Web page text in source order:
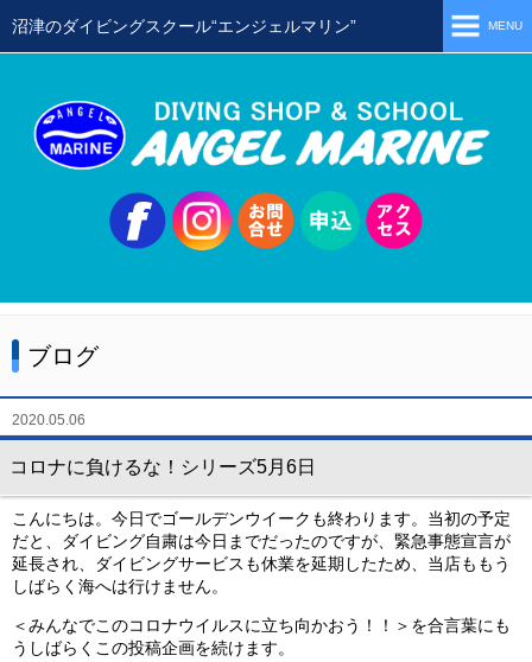
沼津のダイビングスクール“エンジェルマリン” MENU
当店の特徴
スクールメニュー
ステップアップコース
会員限定ツアー
ミニツアー
ビッグツアー
イベント
お客様の声
ブログ
2020.05.06
コロナに負けるな！シリーズ5月6日
こんにちは。今日でゴールデンウイークも終わります。当初の予定
だと、ダイビング自粛は今日までだったのですが、緊急事態宣言が
延長され、ダイビングサービスも休業を延期したため、当店ももう
しばらく海へは行けません。
＜みんなでこのコロナウイルスに立ち向かおう！！＞を合言葉にも
うしばらくこの投稿企画を続けます。